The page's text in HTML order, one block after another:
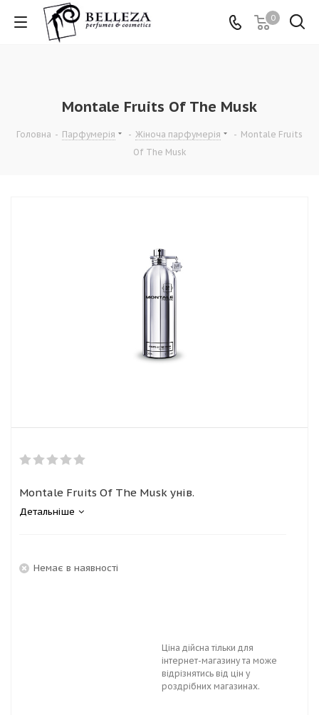
0
Montale Fruits Of The Musk
Головна - Парфумерія - Жіноча парфумерія - Montale Fruits
Of The Musk
Montale Fruits Of The Musk унів.
Детальніше
Немає в наявності
Ціна дійсна тільки для
інтернет-магазину та може
відрізнятись від цін у
роздрібних магазинах.